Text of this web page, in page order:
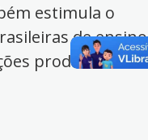
estimula o
de ensino
produzidas no